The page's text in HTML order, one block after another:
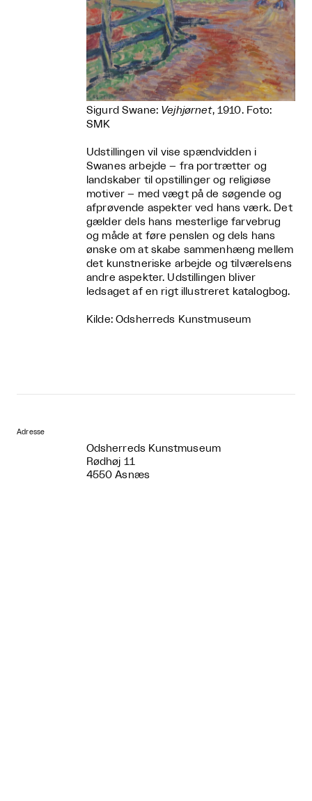
Sigurd Swane: Vejhjørnet, 1910. Foto:
SMK
Udstillingen vil vise spændvidden i
Swanes arbejde – fra portrætter og
landskaber til opstillinger og religiøse
motiver – med vægt på de søgende og
afprøvende aspekter ved hans værk. Det
gælder dels hans mesterlige farvebrug
og måde at føre penslen og dels hans
ønske om at skabe sammenhæng mellem
det kunstneriske arbejde og tilværelsens
andre aspekter. Udstillingen bliver
ledsaget af en rigt illustreret katalogbog.
Kilde: Odsherreds Kunstmuseum
Adresse
Odsherreds Kunstmuseum
Rødhøj 11
4550 Asnæs